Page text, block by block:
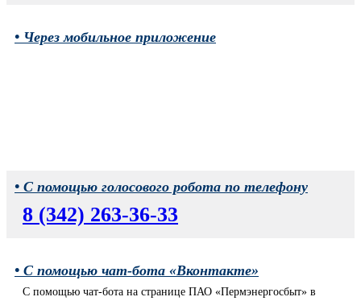
• Через мобильное приложение
• С помощью голосового робота по телефону
8 (342) 263-36-33
• С помощью чат-бота «Вконтакте»
С помощью чат-бота на странице ПАО «Пермэнергосбыт» в